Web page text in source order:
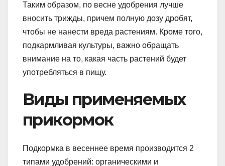
Таким образом, по весне удобрения лучше
вносить трижды, причем полную дозу дробят,
чтобы не нанести вреда растениям. Кроме того,
подкармливая культуры, важно обращать
внимание на то, какая часть растений будет
употребляться в пищу.
Виды применяемых
прикормок
Подкормка в весеннее время производится 2
типами удобрений: органическими и